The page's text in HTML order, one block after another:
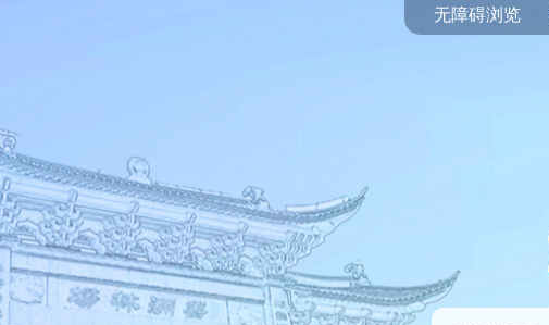
无障碍浏览